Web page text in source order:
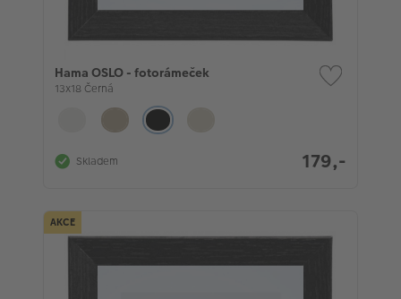
Hama OSLO - fotorámeček
13x18 Černá
Skladem 179,-
AKCE